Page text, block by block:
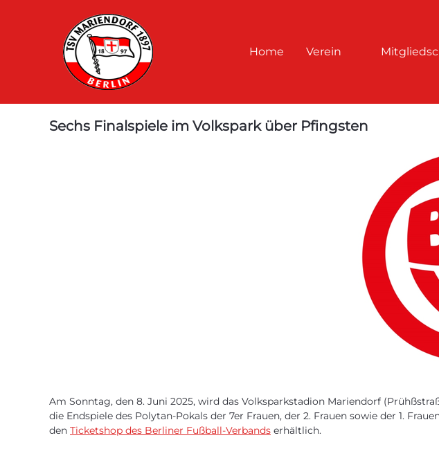
Home Verein
Sechs Finalspiele im Volkspark über Pfingsten
Am Sonntag, den 8. Juni 2025, wird das Volksparkstadion Mariendorf
die Endspiele des Polytan-Pokals der 7er Frauen, der 2. Frauen sowie der 1.
den Ticketshop des Berliner Fußball-Verbands erhältlich.